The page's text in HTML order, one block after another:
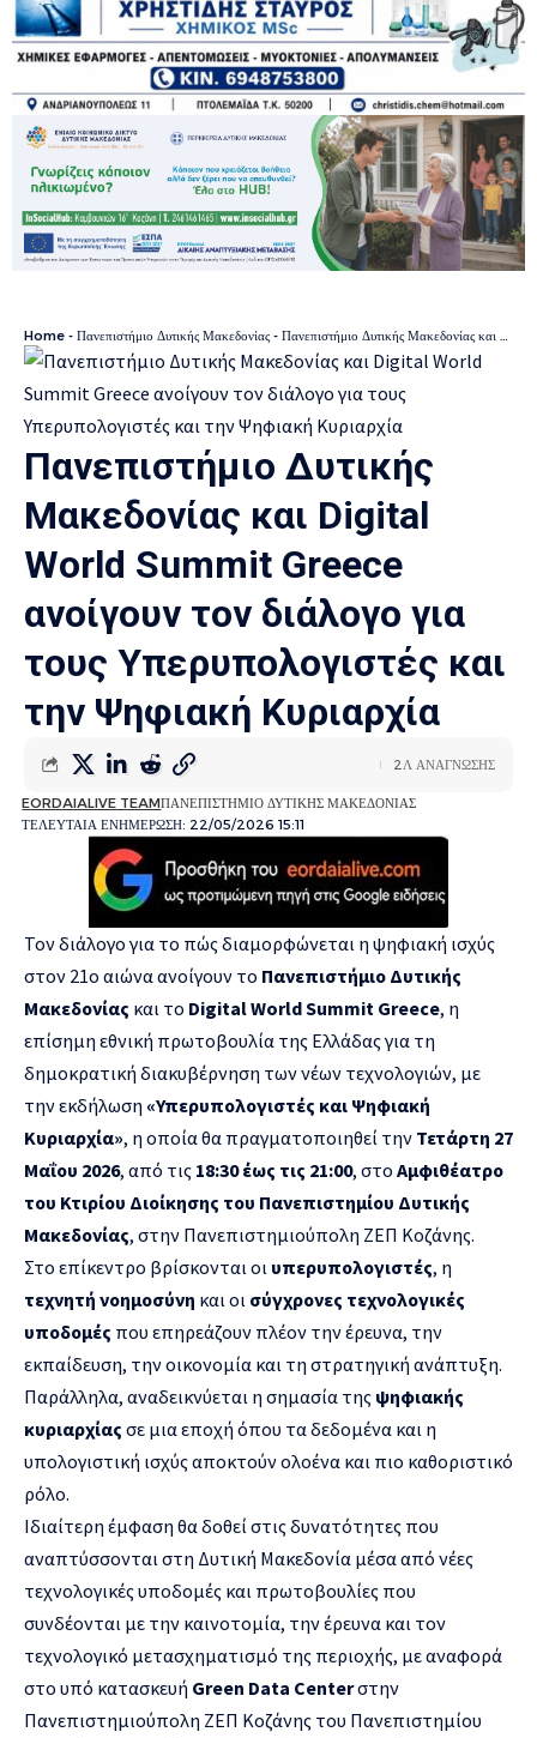
Home - Πανεπιστήμιο Δυτικής Μακεδονίας - Πανεπιστήμιο Δυτικής Μακεδονίας και Digital World Summit Greece ανοίγουν τον διάλογο για τους Υπερυπολογιστές και την Ψηφιακή Κυριαρχία
Πανεπιστήμιο Δυτικής
Μακεδονίας και Digital
World Summit Greece
ανοίγουν τον διάλογο για
τους Υπερυπολογιστές και
την Ψηφιακή Κυριαρχία
ΤΕΛΕΥΤΑΙΑ ΕΝΗΜΕΡΩΣΗ: 22/05/2026 15:11
EORDAIALIVE TEAMΠΑΝΕΠΙΣΤΗΜΙΟ ΔΥΤΙΚΗΣ ΜΑΚΕΔΟΝΙΑΣ
2Λ ΑΝΑΓΝΩΣΗΣ
Τον διάλογο για το πώς διαμορφώνεται η ψηφιακή ισχύς
στον 21ο αιώνα ανοίγουν το Πανεπιστήμιο Δυτικής
Μακεδονίας και το Digital World Summit Greece, η
επίσημη εθνική πρωτοβουλία της Ελλάδας για τη
δημοκρατική διακυβέρνηση των νέων τεχνολογιών, με
την εκδήλωση «Υπερυπολογιστές και Ψηφιακή
Κυριαρχία», η οποία θα πραγματοποιηθεί την Τετάρτη 27
Μαΐου 2026, από τις 18:30 έως τις 21:00, στο Αμφιθέατρο
του Κτιρίου Διοίκησης του Πανεπιστημίου Δυτικής
Μακεδονίας, στην Πανεπιστημιούπολη ΖΕΠ Κοζάνης.
Στο επίκεντρο βρίσκονται οι υπερυπολογιστές, η
τεχνητή νοημοσύνη και οι σύγχρονες τεχνολογικές
υποδομές που επηρεάζουν πλέον την έρευνα, την
εκπαίδευση, την οικονομία και τη στρατηγική ανάπτυξη.
Παράλληλα, αναδεικνύεται η σημασία της ψηφιακής
κυριαρχίας σε μια εποχή όπου τα δεδομένα και η
υπολογιστική ισχύς αποκτούν ολοένα και πιο καθοριστικό
ρόλο.
Ιδιαίτερη έμφαση θα δοθεί στις δυνατότητες που
αναπτύσσονται στη Δυτική Μακεδονία μέσα από νέες
τεχνολογικές υποδομές και πρωτοβουλίες που
συνδέονται με την καινοτομία, την έρευνα και τον
τεχνολογικό μετασχηματισμό της περιοχής, με αναφορά
στο υπό κατασκευή Green Data Centerστην
Πανεπιστημιούπολη ΖΕΠ Κοζάνης του Πανεπιστημίου